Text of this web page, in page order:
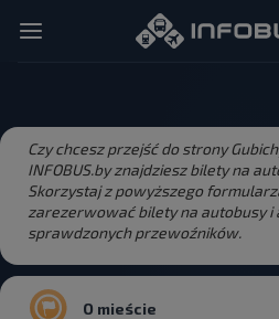
Czy chcesz przejść do strony
INFOBUS.by znajdziesz bilety na
Skorzystaj z powyższego
zarezerwować bilety na autobusy i
sprawdzonych przewoźników.
O mieście